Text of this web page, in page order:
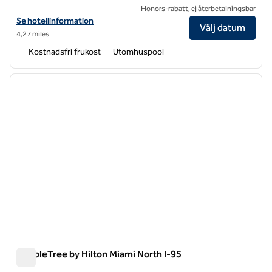
Visa hotelluppgifter för Hampton Inn & Suites Miami/Brickell-
Se hotellinformation
4,27 miles
Honors-rabatt, ej återbetalningsbar
Välj datum
Kostnadsfri frukost Utomhuspool
1 av 12
nästa
DoubleTree by Hilton Miami North I-95